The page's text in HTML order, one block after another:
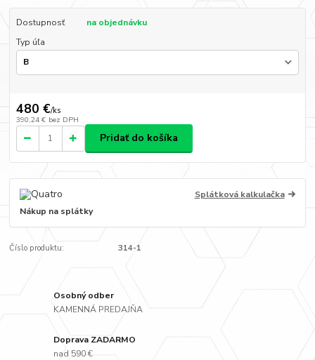
Dostupnosť
na objednávku
Typ úľa
480 €/ks
390,24 € bez DPH
Pridať do košíka
Splátková kalkulačka
Nákup na splátky
Číslo produktu: 314-1
Osobný odber
KAMENNÁ PREDAJŇA
Doprava ZADARMO
nad 590 €